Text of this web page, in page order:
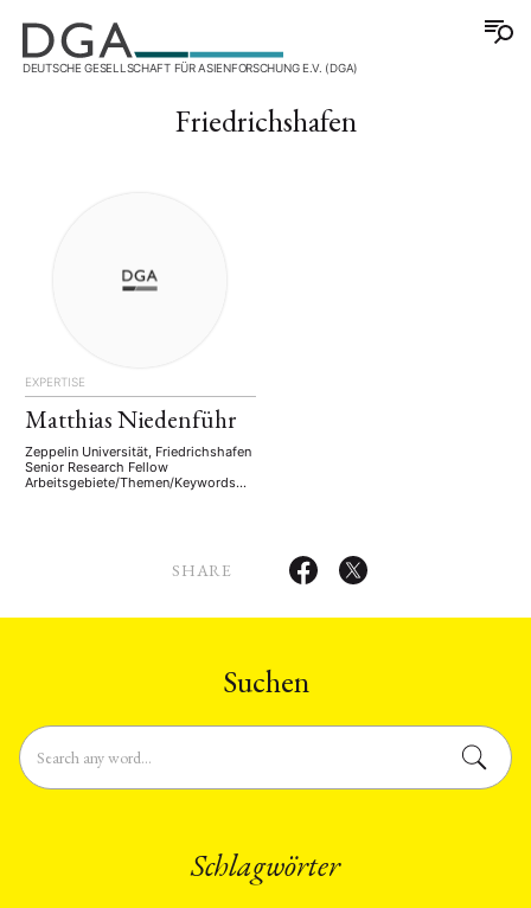
DEUTSCHE GESELLSCHAFT FÜR ASIENFORSCHUNG E.V. (DGA)
Friedrichshafen
EXPERTISE
Matthias Niedenführ
Zeppelin Universität, Friedrichshafen
Senior Research Fellow
Arbeitsgebiete/Themen/Keywords
Europa Transcultural Management
Französisch
SHARE
Suchen
Schlagwörter